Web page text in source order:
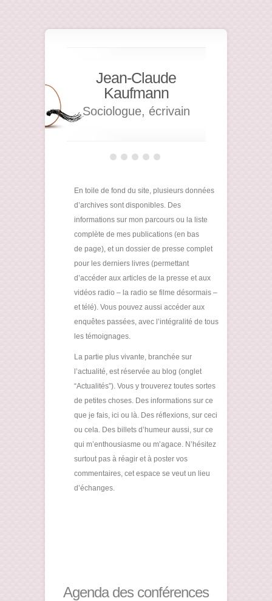
Jean-Claude
Kaufmann
Sociologue, écrivain
En toile de fond du site, plusieurs données
d’archives sont disponibles. Des
informations sur mon parcours ou la liste
complète de mes publications (en bas
de page), et un dossier de presse complet
pour les derniers livres (permettant
d’accéder aux articles de la presse et aux
vidéos radio – la radio se filme désormais –
et télé). Vous pouvez aussi accéder aux
enquêtes passées, avec l’intégralité de tous
les témoignages.
La partie plus vivante, branchée sur
l’actualité, est réservée au blog (onglet
“Actualités”). Vous y trouverez toutes sortes
de petites choses. Des informations sur ce
que je fais, ici ou là. Des réflexions, sur ceci
ou cela. Des billets d’humeur aussi, sur ce
qui m’enthousiasme ou m’agace. N’hésitez
surtout pas à réagir et à poster vos
commentaires, cet espace se veut un lieu
d’échanges.
Agenda des conférences